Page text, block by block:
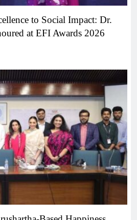
to Social Impact: Dr.
at EFI Awards 2026